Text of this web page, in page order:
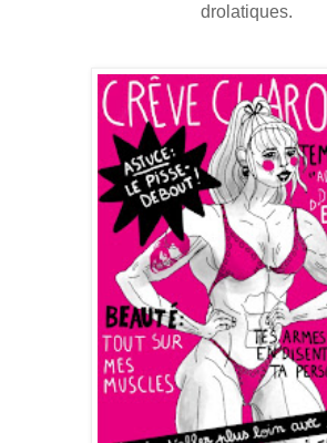
drolatiques.